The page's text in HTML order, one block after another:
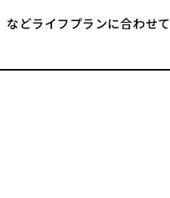
などライフプランに合わせて